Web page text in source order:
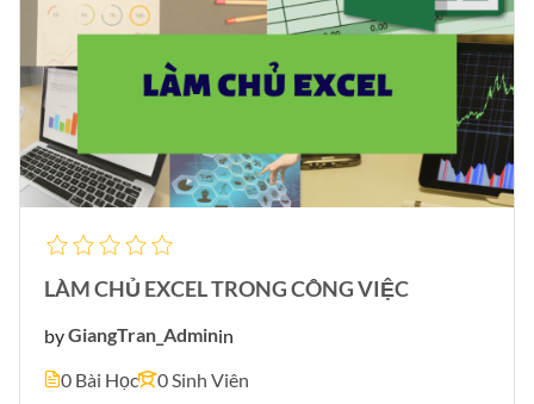
LÀM CHỦ EXCEL TRONG CÔNG VIỆC
byGiangTran_Adminin
0 Bài Học
0 Sinh Viên